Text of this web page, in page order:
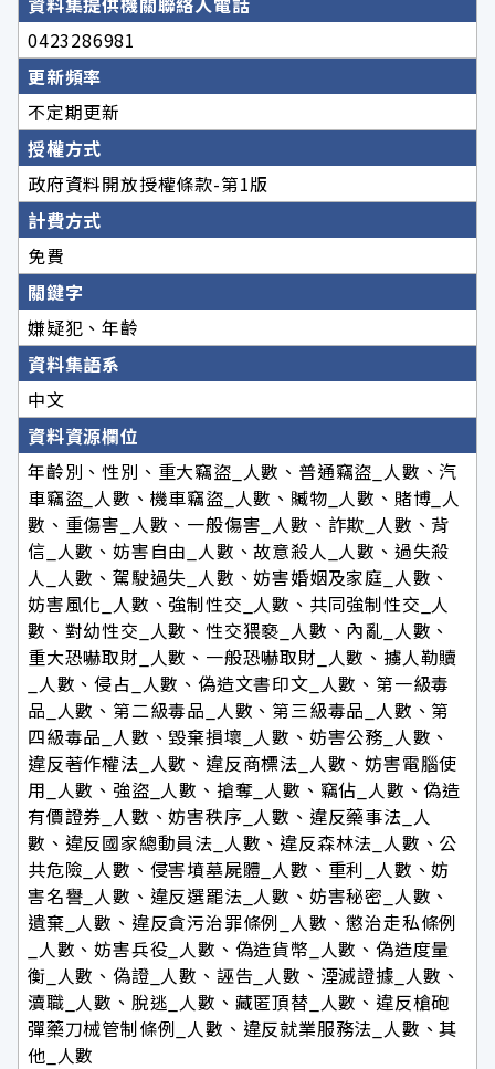
0423286981
更新頻率
不定期更新
授權方式
政府資料開放授權條款-第1版
計費方式
免費
關鍵字
嫌疑犯、年齡
資料集語系
中文
資料資源欄位
年齡別、性別、重大竊盜_人數、普通竊盜_人數、汽
車竊盜_人數、機車竊盜_人數、贓物_人數、賭博_人
數、重傷害_人數、一般傷害_人數、詐欺_人數、背
信_人數、妨害自由_人數、故意殺人_人數、過失殺
人_人數、駕駛過失_人數、妨害婚姻及家庭_人數、
妨害風化_人數、強制性交_人數、共同強制性交_人
數、對幼性交_人數、性交猥褻_人數、內亂_人數、
重大恐嚇取財_人數、一般恐嚇取財_人數、擄人勒贖
_人數、侵占_人數、偽造文書印文_人數、第一級毒
品_人數、第二級毒品_人數、第三級毒品_人數、第
四級毒品_人數、毀棄損壞_人數、妨害公務_人數、
違反著作權法_人數、違反商標法_人數、妨害電腦使
用_人數、強盜_人數、搶奪_人數、竊佔_人數、偽造
有價證券_人數、妨害秩序_人數、違反藥事法_人
數、違反國家總動員法_人數、違反森林法_人數、公
共危險_人數、侵害墳墓屍體_人數、重利_人數、妨
害名譽_人數、違反選罷法_人數、妨害秘密_人數、
遺棄_人數、違反貪污治罪條例_人數、懲治走私條例
_人數、妨害兵役_人數、偽造貨幣_人數、偽造度量
衡_人數、偽證_人數、誣告_人數、湮滅證據_人數、
瀆職_人數、脫逃_人數、藏匿頂替_人數、違反槍砲
彈藥刀械管制條例_人數、違反就業服務法_人數、其
他_人數